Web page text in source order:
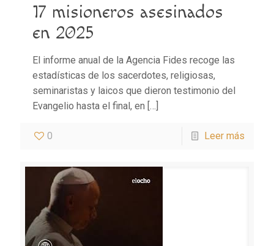
17 misioneros asesinados
en 2025
El informe anual de la Agencia Fides recoge las
estadísticas de los sacerdotes, religiosas,
seminaristas y laicos que dieron testimonio del
Evangelio hasta el final, en […]
0 Leer más